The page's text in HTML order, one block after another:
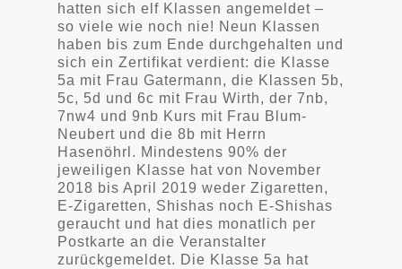
hatten sich elf Klassen angemeldet –
so viele wie noch nie! Neun Klassen
haben bis zum Ende durchgehalten und
sich ein Zertifikat verdient: die Klasse
5a mit Frau Gatermann, die Klassen 5b,
5c, 5d und 6c mit Frau Wirth, der 7nb,
7nw4 und 9nb Kurs mit Frau Blum-
Neubert und die 8b mit Herrn
Hasenöhrl. Mindestens 90% der
jeweiligen Klasse hat von November
2018 bis April 2019 weder Zigaretten,
E-Zigaretten, Shishas noch E-Shishas
geraucht und hat dies monatlich per
Postkarte an die Veranstalter
zurückgemeldet. Die Klasse 5a hat